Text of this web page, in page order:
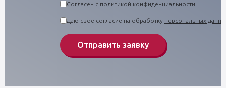
Согласен с политикой конфиденциальности
Даю свое согласие на обработку персональных
Отправить заявку